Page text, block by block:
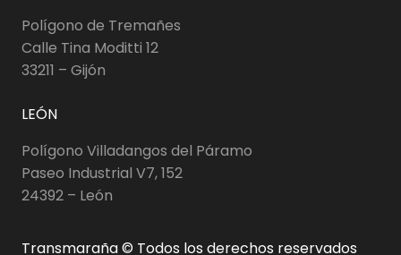
Polígono de Tremañes
Calle Tina Moditti 12
33211 – Gijón
LEÓN
Polígono Villadangos del Páramo
Paseo Industrial V7, 152
24392 – León
Transmaraña © Todos los derechos reservados